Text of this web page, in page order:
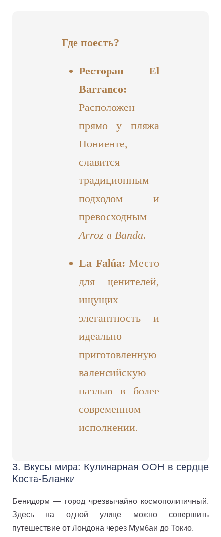
Где поесть?
Ресторан El
Barranco:
Расположен
прямо у пляжа
Пониенте,
славится
традиционным
подходом и
превосходным
Arroz a Banda.
La Falúa: Место
для ценителей,
ищущих
элегантность и
идеально
приготовленную
валенсийскую
паэлью в более
современном
исполнении.
3. Вкусы мира: Кулинарная ООН в сердце
Коста-Бланки
Бенидорм — город чрезвычайно космополитичный.
Здесь на одной улице можно совершить
путешествие от Лондона через Мумбаи до Токио.